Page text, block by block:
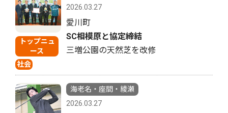
トップニュ
ース
社会
2026.03.27
愛川町
SC相模原と協定締結
三増公園の天然芝を改修
海老名・座間・綾瀬
2026.03.27